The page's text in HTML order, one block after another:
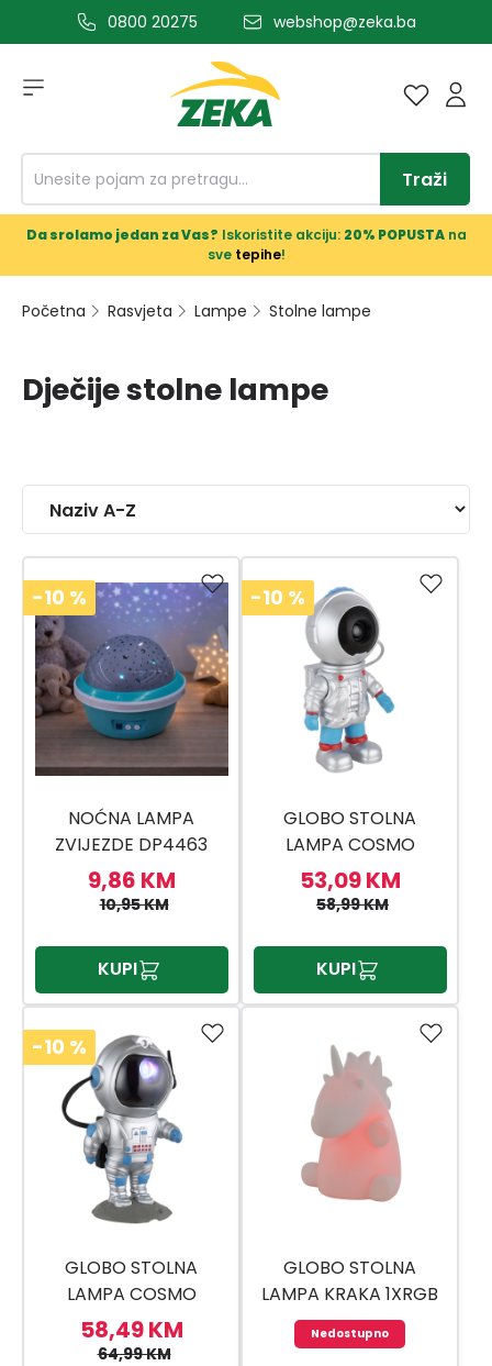
glavni sadržaj0800 20275 webshop@zeka.ba
Traži
Da srolamo jedan za Vas? Iskoristite akciju: 20% POPUSTAna
sve tepihe!
Početna Rasvjeta Lampe Stolne lampe
Dječije stolne lampe
-10 %
NOĆNA LAMPA
ZVIJEZDE DP4463
9,86 KM
10,95 KM
KUPI
-10 %
GLOBO STOLNA
LAMPA COSMO
53,09 KM
58,99 KM
KUPI
-10 %
GLOBO STOLNA
LAMPA COSMO
58,49 KM
64,99 KM
GLOBO STOLNA
LAMPA KRAKA 1XRGB
LED
Nedostupno